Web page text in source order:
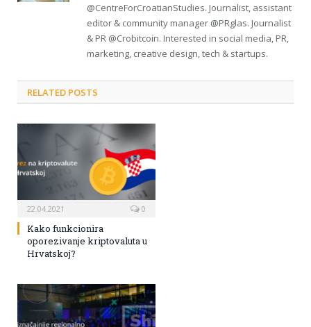
@CentreForCroatianStudies. Journalist, assistant
editor & community manager @PRglas. Journalist
& PR @Crobitcoin. Interested in social media, PR,
marketing, creative design, tech & startups.
RELATED POSTS
22.04.2021 0
Kako funkcionira
oporezivanje kriptovaluta u
Hrvatskoj?